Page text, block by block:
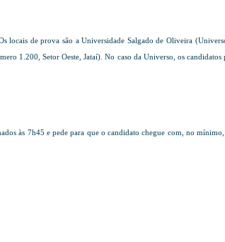
de prova são a Universidade Salgado de Oliveira
1.200, Setor Oeste, Jataí). No caso da Universo, os candidatos
às 7h45 e pede para que o candidato chegue com, no